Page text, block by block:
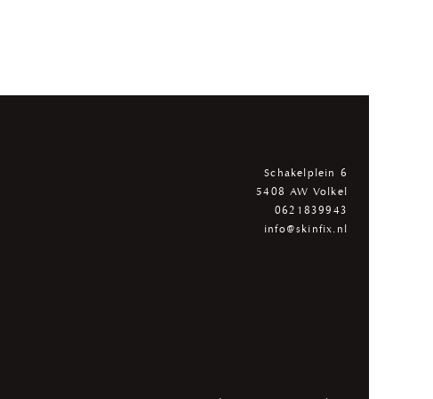
Schakelplein 6
5408 AW Volkel
0621839943
info@skinfix.nl